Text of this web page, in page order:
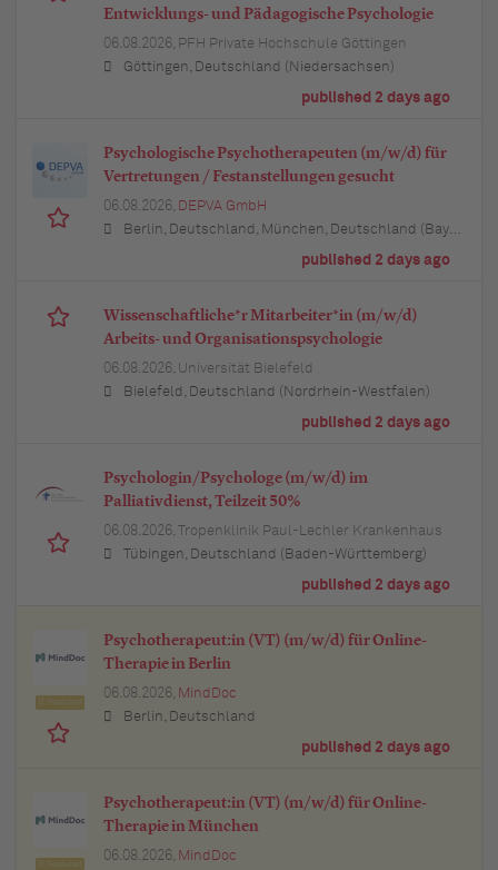
Entwicklungs- und Pädagogische Psychologie
06.08.2026, PFH Private Hochschule Göttingen
Göttingen, Deutschland (Niedersachsen)
published 2 days ago
Psychologische Psychotherapeuten (m/w/d) für
Vertretungen / Festanstellungen gesucht
06.08.2026, DEPVA GmbH
Berlin, Deutschland, München, Deutschland (Bayern), Hamburg, Deutschland, Düsseldorf, Deutschland (Nordrhein-Westfalen), Köln, Deutschland (Nordrhein-Westfalen), Essen, Deutschland (Nordrhein-Westfalen), Dortmund, Deutschland (Nordrhein-Westfalen), Stuttgart, Deutschland (Baden-Württemberg), Heilbronn, Deutschland (Baden-Württemberg), Hannover, Deutschland (Niedersachsen), Rostock, Deutschland (Mecklenburg-Vorpommern), Kiel, Deutschland (Schleswig-Holstein), Augsburg, Deutschland (Bayern), Nürnberg, Deutschland (Bayern), Frankfurt am Main, Deutschland (Hessen), Bremen, Deutschland, Schwerin, Deutschland (Mecklenburg-Vorpommern), Mainz, Deutschland (Rheinland-Pfalz), Saarbrücken, Deutschland (Saarland), Dresden, Deutschland (Sachsen), Magdeburg, Deutschland (Sachsen-Anhalt), Potsdam, Deutschland (Brandenburg), Erfurt, Deutschland (Thüringen), Würzburg, Deutschland (Bayern), Heilbronn, Deutschland (Baden-Württemberg), Leipzig, Deutschland (Sachsen)
published 2 days ago
Wissenschaftliche*r Mitarbeiter*in (m/w/d)
Arbeits- und Organisationspsychologie
06.08.2026, Universität Bielefeld
Bielefeld, Deutschland (Nordrhein-Westfalen)
published 2 days ago
Psychologin/Psychologe (m/w/d) im
Palliativdienst, Teilzeit 50%
06.08.2026, Tropenklinik Paul-Lechler Krankenhaus
Tübingen, Deutschland (Baden-Württemberg)
published 2 days ago
Psychotherapeut:in (VT) (m/w/d) für Online-
Therapie in Berlin
06.08.2026, MindDoc
Berlin, Deutschland
published 2 days ago
Psychotherapeut:in (VT) (m/w/d) für Online-
Therapie in München
06.08.2026, MindDoc